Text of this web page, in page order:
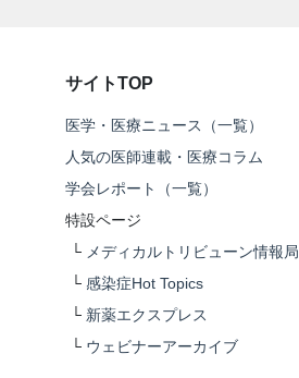
サイトTOP
医学・医療ニュース（一覧）
人気の医師連載・医療コラム
学会レポート（一覧）
特設ページ
└ メディカルトリビューン情報局
└ 感染症Hot Topics
└ 新薬エクスプレス
└ ウェビナーアーカイブ